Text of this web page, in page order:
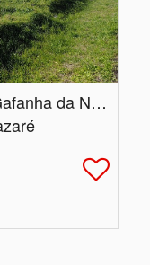
Terreno para construção ne Gafanha da Nazaré